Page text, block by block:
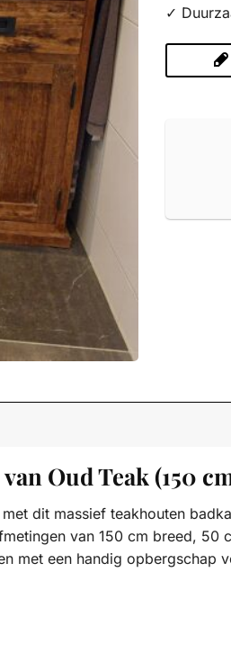
✓
Oud Teak (150
dit massief teakhouten
van 150 cm breed,
met een handig